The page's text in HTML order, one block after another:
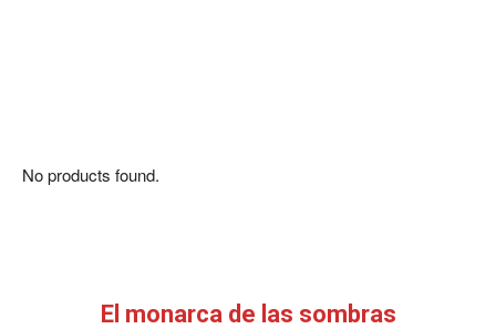
No products found.
El monarca de las sombras